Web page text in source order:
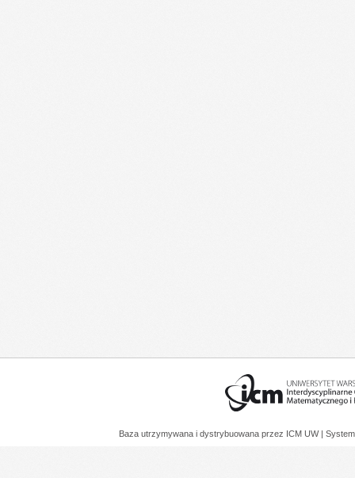
Baza utrzymywana i dystrybuowana przez ICM UW |